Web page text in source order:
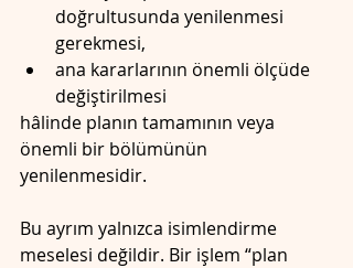
doğrultusunda yenilenmesi
gerekmesi,
ana kararlarının önemli ölçüde
değiştirilmesi
hâlinde planın tamamının veya
önemli bir bölümünün
yenilenmesidir.
Bu ayrım yalnızca isimlendirme
meselesi değildir. Bir işlem “plan